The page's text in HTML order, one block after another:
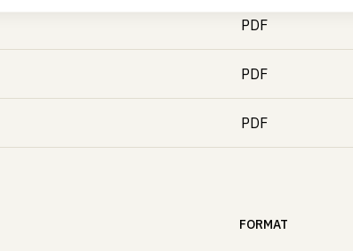
PDF
PDF
PDF
FORMAT